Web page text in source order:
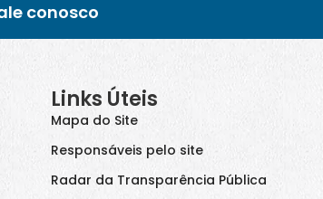
conosco
Links Úteis
Mapa do Site
Responsáveis pelo site
Radar da Transparência Pública